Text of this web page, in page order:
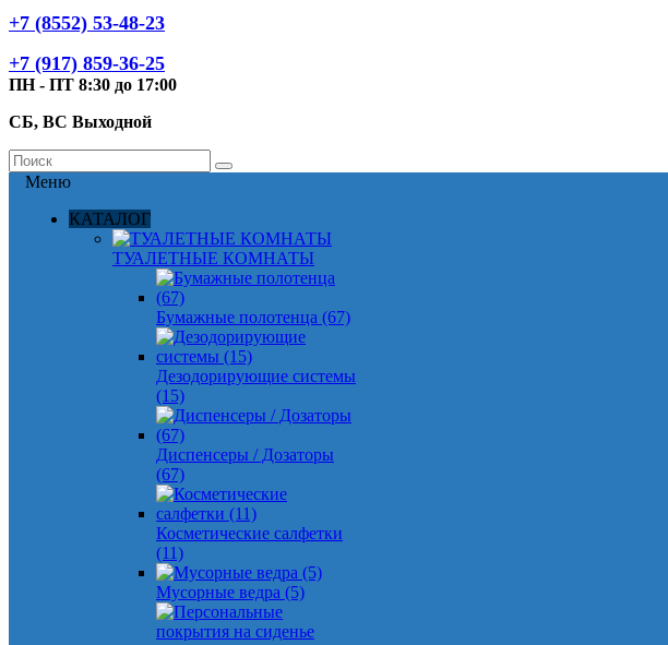
+7 (8552) 53-48-23
+7 (917) 859-36-25
ПН - ПТ 8:30 до 17:00
СБ, ВС Выходной
Меню
КАТАЛОГ
ТУАЛЕТНЫЕ КОМНАТЫ
Бумажные полотенца (67)
Дезодорирующие системы
(15)
Диспенсеры / Дозаторы
(67)
Косметические салфетки
(11)
Мусорные ведра (5)